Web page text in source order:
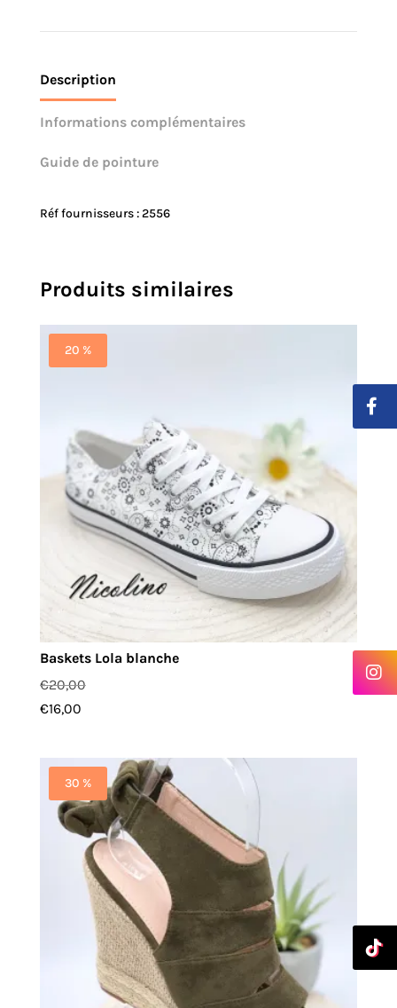
Description
Informations complémentaires
Guide de pointure
Réf fournisseurs : 2556
Produits similaires
20 %
Baskets Lola blanche
€20,00
€16,00
30 %